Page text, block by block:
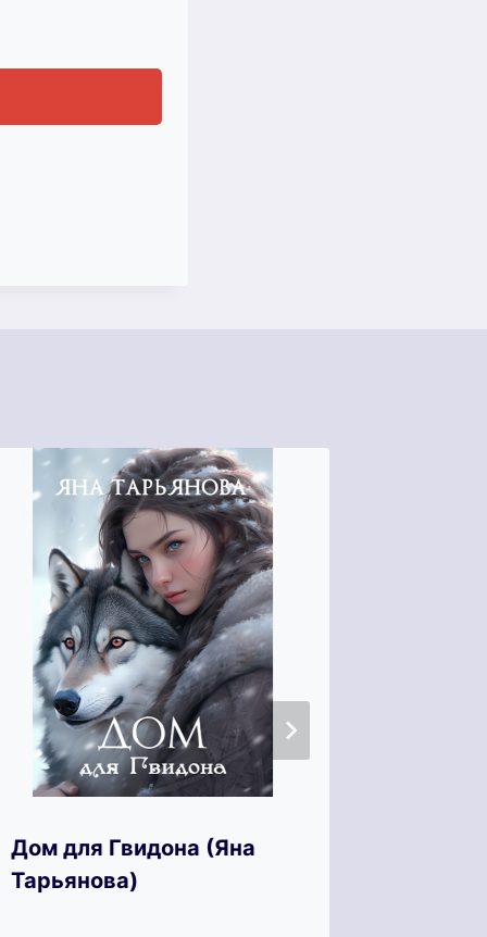
Дом для Гвидона (Яна
Тарьянова)